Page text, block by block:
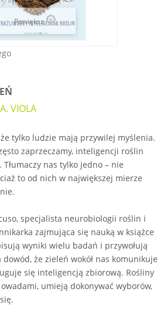
Powiększ
VIOLA
tylko ludzie mają przywilej myślenia.
zaprzeczamy, inteligencji roślin
nas tylko jedno – nie
to od nich w największej mierze
specjalista neurobiologii roślin i
zajmująca się nauką w książce
wyniki wielu badań i przywołują
że zieleń wokół nas komunikuje
się inteligencją zbiorową. Rośliny
umieją dokonywać wyborów,